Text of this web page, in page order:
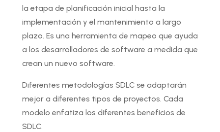
la etapa de planificación inicial hasta la
implementación y el mantenimiento a largo
plazo. Es una herramienta de mapeo que ayuda
a los desarrolladores de software a medida que
crean un nuevo software.
Diferentes metodologías SDLC se adaptarán
mejor a diferentes tipos de proyectos. Cada
modelo enfatiza los diferentes beneficios de
SDLC.